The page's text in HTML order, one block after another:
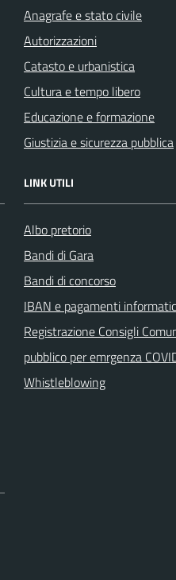
Anagrafe e stato civile
Autorizzazioni
Catasto e urbanistica
Cultura e tempo libero
Educazione e formazione
Giustizia e sicurezza pubblica
LINK UTILI
Albo pretorio
Bandi di Gara
Bandi di concorso
IBAN e pagamenti
Registrazione Consigli
pubblico per emrgenza
Whistleblowing